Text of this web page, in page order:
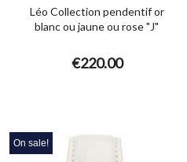
Léo Collection pendentif or
blanc ou jaune ou rose "J"
€220.00
On sale!